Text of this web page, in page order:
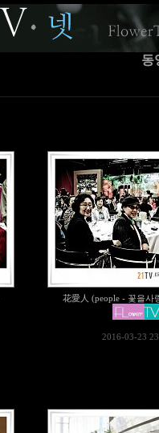
동
花愛人 (people - 꽃을사
2016-03-23